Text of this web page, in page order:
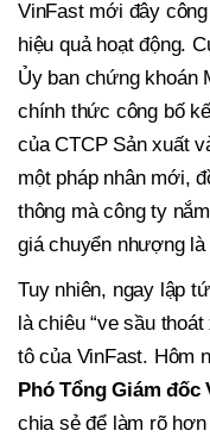
VinFast mới đây
hiệu quả hoạt động.
Ủy ban chứng khoán
chính thức công bố
của CTCP Sản xuất
một pháp nhân mới,
thông mà công ty
giá chuyển nhượng
Tuy nhiên, ngay lập
là chiêu “ve sầu
tô của VinFast. Hôm
Phó Tổng Giám đốc
chia sẻ để làm rõ